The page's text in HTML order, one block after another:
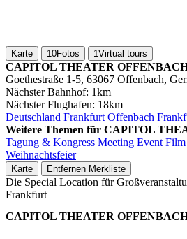
Karte 10Fotos 1Virtual tours
CAPITOL THEATER
Goethestraße 1-5, 63067 Offenbach,
Nächster Bahnhof: 1km
Nächster Flughafen: 18km
Deutschland Frankfurt Offenbach
Weitere Themen für CAPITOL
Tagung & Kongress Meeting Event
Weihnachtsfeier
Karte Entfernen Merkliste
Die Special Location für
Frankfurt
CAPITOL THEATER